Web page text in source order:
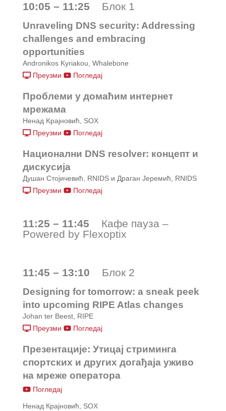
10:05 – 11:25 Блок 1
Unraveling DNS security: Addressing
challenges and embracing
opportunities
Andronikos Kyriakou, Whalebone
Преузми
Погледај
Проблеми у домаћим интернет
мрежама
Ненад Kрајновић, SOX
Преузми
Погледај
Национални DNS resolver: концепт и
дискусија
Душан Стојичевић, RNIDS и Драган Јеремић, RNIDS
Преузми
Погледај
11:25 – 11:45 Кафе пауза –
Powered by Flexoptix
11:45 – 13:10 Блок 2
Designing for tomorrow: a sneak peek
into upcoming RIPE Atlas changes
Johan ter Beest, RIPE
Преузми
Погледај
Презентације: Утицај стриминга
спортских и других догађаја уживо
на мреже оператора
Погледај
Ненад Крајновић, SOX